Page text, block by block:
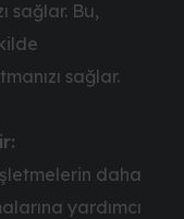
sağlar. Bu,
sağlar.
daha
yardımcı